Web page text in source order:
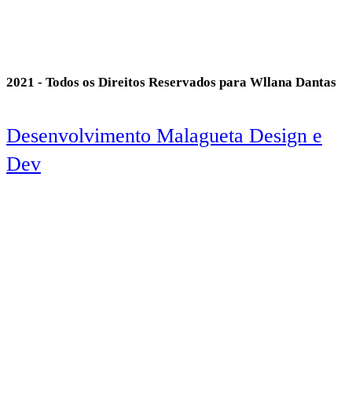
2021 - Todos os Direitos Reservados para Wllana Dantas
Desenvolvimento Malagueta Design e
Dev